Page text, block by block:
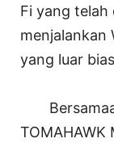
Fi yang telah
menjalankan
yang luar
TOMAHAWK